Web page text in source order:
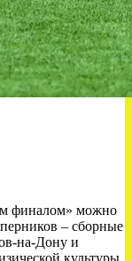
финалом» можно
– сборные
на-Дону и
культуры,